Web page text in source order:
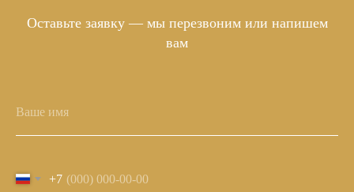
Оставьте заявку — мы перезвоним или напишем
вам
+7